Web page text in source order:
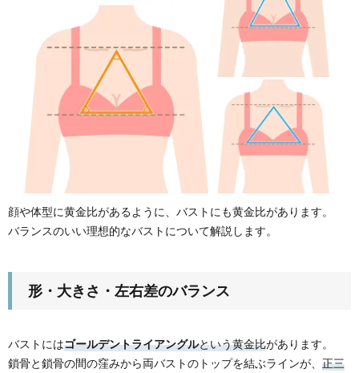
顔や体型に黄金比があるように、バストにも黄金比があります。
バランスのいい理想的なバストについて解説します。
形・大きさ・左右差のバランス
バストにはゴールデントライアングルという黄金比があります。
鎖骨と鎖骨の間の窪みから両バストのトップを結ぶラインが、 正三